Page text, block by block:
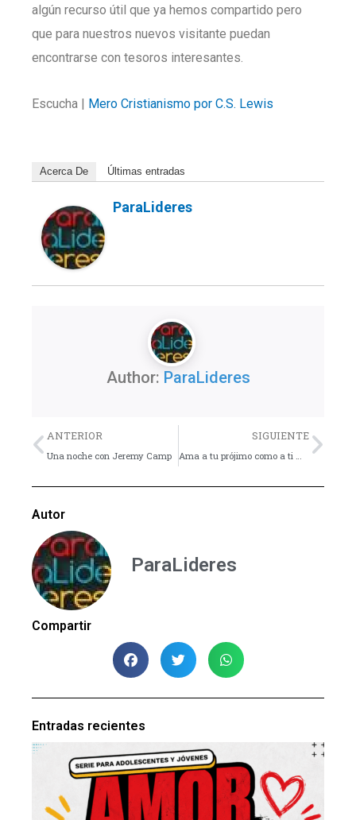
algún recurso útil que ya hemos compartido pero
que para nuestros nuevos visitante puedan
encontrarse con tesoros interesantes.
Escucha | Mero Cristianismo por C.S. Lewis
Acerca De Últimas entradas
ParaLideres
Author: ParaLideres
Previo
ANTERIOR
Una noche con Jeremy Camp
SIGUIENTE
Ama a tu prójimo como a ti mismo – Dinámica
Autor
ParaLideres
Compartir
Entradas recientes